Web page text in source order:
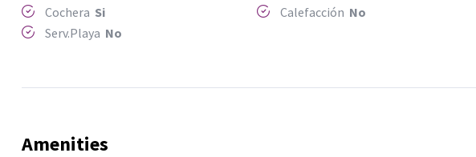
Cochera Si Calefacción No
Serv.Playa No
Amenities